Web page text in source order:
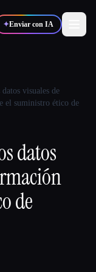
✦Enviar con IA
visuales de
el suministro ético de
datos
de